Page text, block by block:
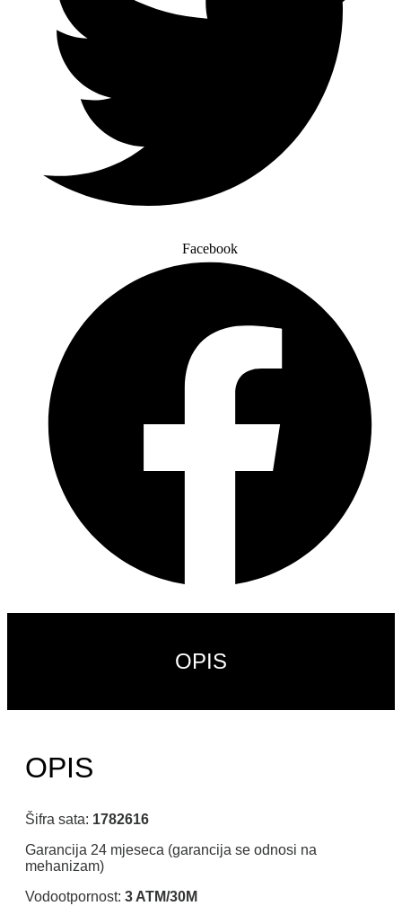
Facebook
OPIS
OPIS
Šifra sata: 1782616
Garancija 24 mjeseca (garancija se odnosi na
mehanizam)
Vodootpornost: 3 ATM/30M